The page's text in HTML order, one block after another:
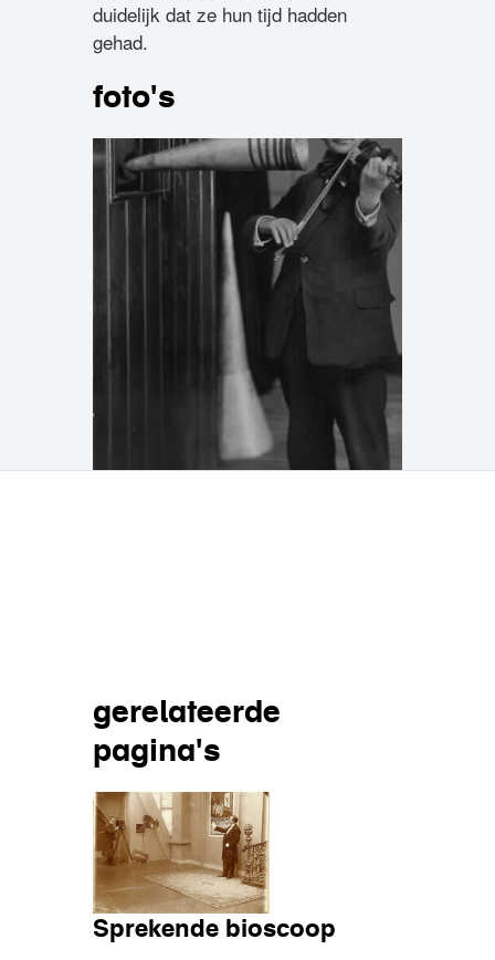
duidelijk dat ze hun tijd hadden
gehad.
foto's
gerelateerde
pagina's
Sprekende bioscoop